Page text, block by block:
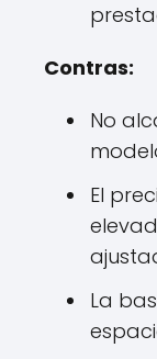
Contras:
No
El
La